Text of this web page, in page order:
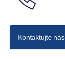
Kontaktujte nás